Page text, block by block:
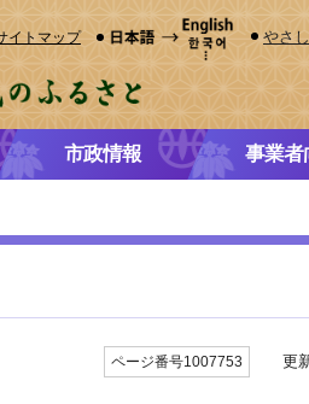
イトマップ やさ
市政情報 事業者
ページ番号1007753 更新